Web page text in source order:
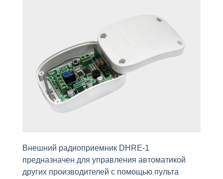
Внешний радиоприемник DHRE-1
предназначен для управления автоматикой
других производителей с помощью пульта